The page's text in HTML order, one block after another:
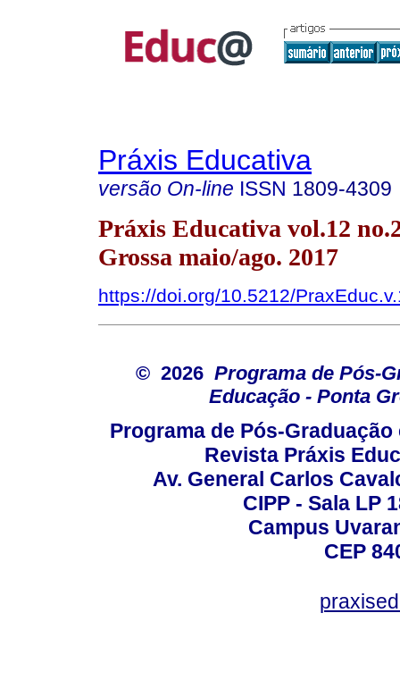
Práxis Educativa
versão On-line ISSN 1809-4309
Práxis Educativa vol.12
Grossa maio/ago. 2017
https://doi.org/10.5212/
© 2026 Programa de Pós-
Educação - Ponta
Programa de Pós-Graduação
Revista Práxis
Av. General Carlos
CIPP - Sala LP
Campus
CEP